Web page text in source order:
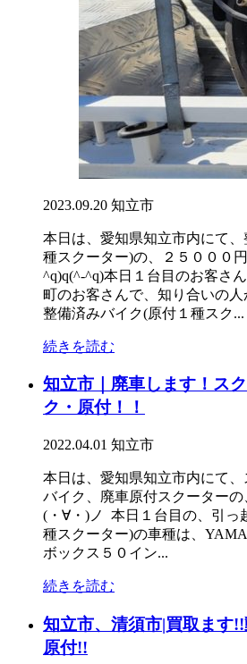
2023.09.20 知立市
本日は、愛知県知立市内にて、
種スクーター)の、２５０００
^q)q(^-^q)本日１台目のお客さ
町のお客さんで、知り合いの人
整備済みバイク(原付１種スク...
続きを読む
知立市｜廃車します！ス
ク・原付！！
2022.04.01 知立市
本日は、愛知県知立市内にて
バイク、廃車原付スクーター
(・∀・)ノ 本日１台目の、引っ
種スクーター)の車種は、
ボックス５０イン...
続きを読む
知立市、清須市|買取ます!!
原付!!